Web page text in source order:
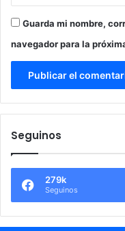
Guarda mi nombre,
navegador para la
Seguinos
279k
Seguinos